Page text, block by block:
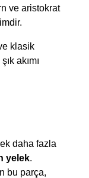
ve aristokrat
klasik
akımı
daha fazla
yelek.
bu parça,